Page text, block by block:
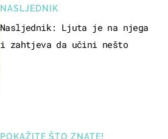
POKAŽITE ŠTO ZNATE!
NASLJEDNIK
Nasljednik: Ljuta je na njega
i zahtjeva da učini nešto